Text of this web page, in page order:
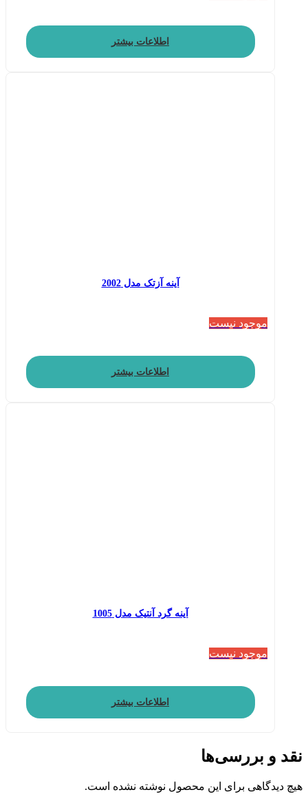
اطلاعات بیشتر
آینه آزتک مدل 2002
موجود نیست
اطلاعات بیشتر
آینه گرد آنتیک مدل 1005
موجود نیست
اطلاعات بیشتر
نقد و بررسی‌ها
هیچ دیدگاهی برای این محصول نوشته نشده است.